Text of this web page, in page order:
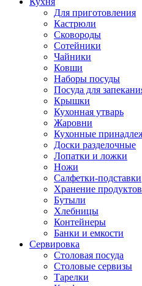
Для приготовления
Кастрюли
Сковороды
Сотейники
Чайники
Ковши
Наборы посуды
Посуда для
Крышки
Кухонная утварь
Жаровни
Кухонные
Доски разделочные
Лопатки и ложки
Ножи
Салфетки-подставки
Хранение продуктов
Бутыли
Хлебницы
Контейнеры
Банки и емкости
Сервировка
Столовая посуда
Столовые сервизы
Тарелки